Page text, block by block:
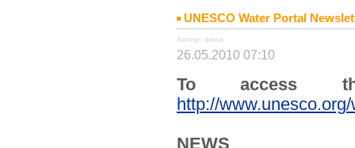
UNESCO Water Portal
Автор: anna
26.05.2010 07:10
To access
http://
NEWS